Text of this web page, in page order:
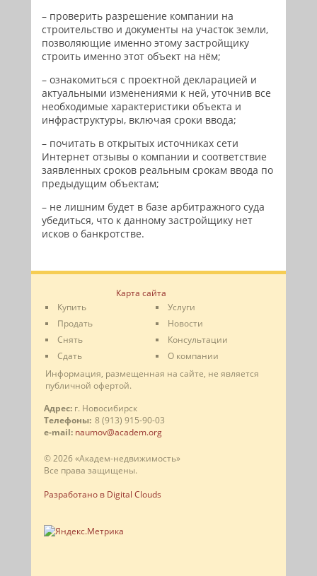
– проверить разрешение компании на
строительство и документы на участок земли,
позволяющие именно этому застройщику
строить именно этот объект на нём;
– ознакомиться с проектной декларацией и
актуальными изменениями к ней, уточнив все
необходимые характеристики объекта и
инфраструктуры, включая сроки ввода;
– почитать в открытых источниках сети
Интернет отзывы о компании и соответствие
заявленных сроков реальным срокам ввода по
предыдущим объектам;
– не лишним будет в базе арбитражного суда
убедиться, что к данному застройщику нет
исков о банкротстве.
Карта сайта
Купить
Продать
Снять
Сдать
Услуги
Новости
Консультации
О компании
Информация, размещенная на сайте, не является
публичной офертой.
Адрес: г. Новосибирск
Телефоны: 8 (913) 915-90-03
e-mail: naumov@academ.org
© 2026 «Академ-недвижимость»
Все права защищены.
Разработано в Digital Clouds